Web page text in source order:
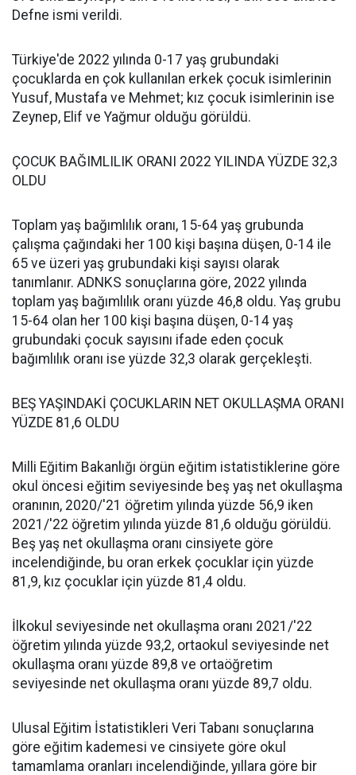
Defne ismi verildi.
Türkiye'de 2022 yılında 0-17 yaş grubundaki
çocuklarda en çok kullanılan erkek çocuk isimlerinin
Yusuf, Mustafa ve Mehmet; kız çocuk isimlerinin ise
Zeynep, Elif ve Yağmur olduğu görüldü.
ÇOCUK BAĞIMLILIK ORANI 2022 YILINDA YÜZDE 32,3
OLDU
Toplam yaş bağımlılık oranı, 15-64 yaş grubunda
çalışma çağındaki her 100 kişi başına düşen, 0-14 ile
65 ve üzeri yaş grubundaki kişi sayısı olarak
tanımlanır. ADNKS sonuçlarına göre, 2022 yılında
toplam yaş bağımlılık oranı yüzde 46,8 oldu. Yaş grubu
15-64 olan her 100 kişi başına düşen, 0-14 yaş
grubundaki çocuk sayısını ifade eden çocuk
bağımlılık oranı ise yüzde 32,3 olarak gerçekleşti.
BEŞ YAŞINDAKİ ÇOCUKLARIN NET OKULLAŞMA ORANI
YÜZDE 81,6 OLDU
Milli Eğitim Bakanlığı örgün eğitim istatistiklerine göre
okul öncesi eğitim seviyesinde beş yaş net okullaşma
oranının, 2020/'21 öğretim yılında yüzde 56,9 iken
2021/'22 öğretim yılında yüzde 81,6 olduğu görüldü.
Beş yaş net okullaşma oranı cinsiyete göre
incelendiğinde, bu oran erkek çocuklar için yüzde
81,9, kız çocuklar için yüzde 81,4 oldu.
İlkokul seviyesinde net okullaşma oranı 2021/'22
öğretim yılında yüzde 93,2, ortaokul seviyesinde net
okullaşma oranı yüzde 89,8 ve ortaöğretim
seviyesinde net okullaşma oranı yüzde 89,7 oldu.
Ulusal Eğitim İstatistikleri Veri Tabanı sonuçlarına
göre eğitim kademesi ve cinsiyete göre okul
tamamlama oranları incelendiğinde, yıllara göre bir